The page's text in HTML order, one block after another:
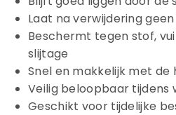
Laat na verwijdering
Beschermt tegen stof,
slijtage
Snel en makkelijk met
Veilig beloopbaar tijdens
Geschikt voor tijdelijke